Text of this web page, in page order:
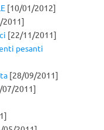
[10/01/2012]
2011]
[22/11/2011]
pesanti
[28/09/2011]
07/2011]